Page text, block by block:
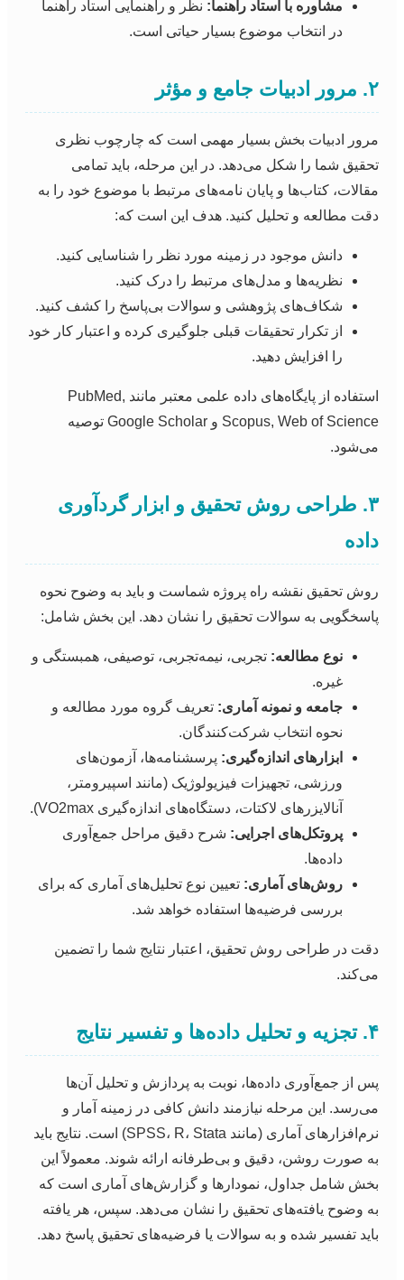
مشاوره با استاد راهنما: نظر و راهنمایی استاد راهنما
در انتخاب موضوع بسیار حیاتی است.
۲. مرور ادبیات جامع و مؤثر
مرور ادبیات بخش بسیار مهمی است که چارچوب نظری
تحقیق شما را شکل می‌دهد. در این مرحله، باید تمامی
مقالات، کتاب‌ها و پایان نامه‌های مرتبط با موضوع خود را به
دقت مطالعه و تحلیل کنید. هدف این است که:
دانش موجود در زمینه مورد نظر را شناسایی کنید.
نظریه‌ها و مدل‌های مرتبط را درک کنید.
شکاف‌های پژوهشی و سوالات بی‌پاسخ را کشف کنید.
از تکرار تحقیقات قبلی جلوگیری کرده و اعتبار کار خود
را افزایش دهید.
استفاده از پایگاه‌های داده علمی معتبر مانند PubMed,
Scopus, Web of Science و Google Scholar توصیه
می‌شود.
۳. طراحی روش تحقیق و ابزار گردآوری
داده
روش تحقیق نقشه راه پروژه شماست و باید به وضوح نحوه
پاسخگویی به سوالات تحقیق را نشان دهد. این بخش شامل:
نوع مطالعه: تجربی، نیمه‌تجربی، توصیفی، همبستگی و
غیره.
جامعه و نمونه آماری: تعریف گروه مورد مطالعه و
نحوه انتخاب شرکت‌کنندگان.
ابزارهای اندازه‌گیری: پرسشنامه‌ها، آزمون‌های
ورزشی، تجهیزات فیزیولوژیک (مانند اسپیرومتر،
آنالایزرهای لاکتات، دستگاه‌های اندازه‌گیری VO2max).
پروتکل‌های اجرایی: شرح دقیق مراحل جمع‌آوری
داده‌ها.
روش‌های آماری: تعیین نوع تحلیل‌های آماری که برای
بررسی فرضیه‌ها استفاده خواهد شد.
دقت در طراحی روش تحقیق، اعتبار نتایج شما را تضمین
می‌کند.
۴. تجزیه و تحلیل داده‌ها و تفسیر نتایج
پس از جمع‌آوری داده‌ها، نوبت به پردازش و تحلیل آن‌ها
می‌رسد. این مرحله نیازمند دانش کافی در زمینه آمار و
نرم‌افزارهای آماری (مانند SPSS، R، Stata) است. نتایج باید
به صورت روشن، دقیق و بی‌طرفانه ارائه شوند. معمولاً این
بخش شامل جداول، نمودارها و گزارش‌های آماری است که
به وضوح یافته‌های تحقیق را نشان می‌دهد. سپس، هر یافته
باید تفسیر شده و به سوالات یا فرضیه‌های تحقیق پاسخ دهد.